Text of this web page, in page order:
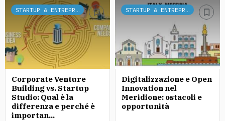
STARTUP & ENTREPRENEURSHIP
Corporate Venture
Building vs. Startup
Studio: Qual è la
differenza e perché è
importan...
STARTUP & ENTREPRENEURSHIP
Digitalizzazione e Open
Innovation nel
Meridione: ostacoli e
opportunità